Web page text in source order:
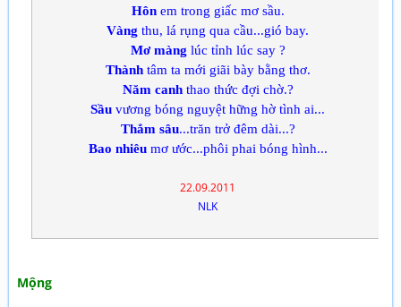
Hônem trong giấc mơ sầu.
Vàng thu, lá rụng qua cầu...gió bay.
Mơ màng lúc tỉnh lúc say ?
Thànhtâm ta mới giãi bày bằng thơ.
Năm canhthao thức đợi chờ.?
Sầu vương bóng nguyệt hững hờ tình ai...
Thẳm sâu...trăn trở đêm dài...?
Bao nhiêumơ ước...phôi phai bóng hình...
22.09.2011
NLK
Mộng